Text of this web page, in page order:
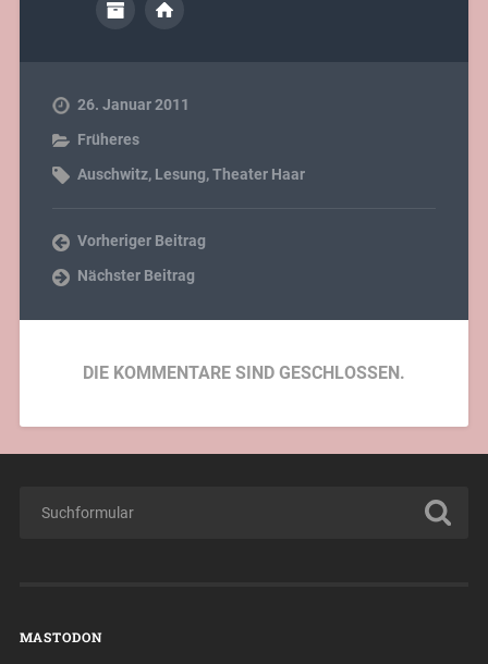
26. Januar 2011
Früheres
Auschwitz, Lesung,Theater Haar
Vorheriger Beitrag
Nächster Beitrag
DIE KOMMENTARE SIND GESCHLOSSEN.
MASTODON